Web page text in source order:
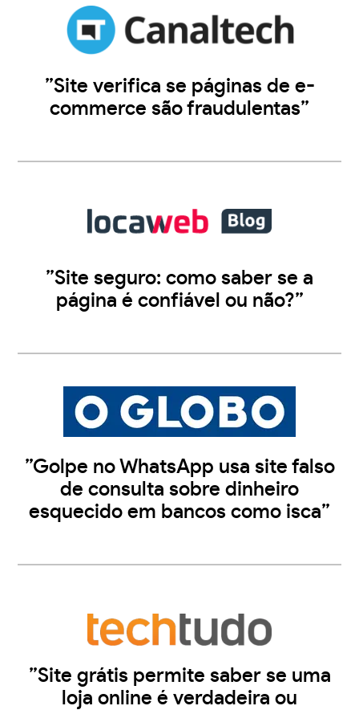
”Site verifica se páginas de e-
commerce são fraudulentas”
”Site seguro: como saber se a
página é confiável ou não?”
”Golpe no WhatsApp usa site falso
de consulta sobre dinheiro
esquecido em bancos como isca”
”Site grátis permite saber se uma
loja online é verdadeira ou